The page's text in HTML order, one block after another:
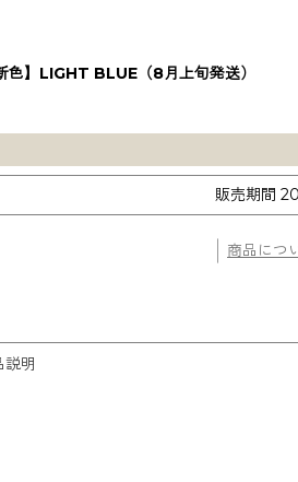
新色】LIGHT BLUE（8月上旬発送）
販売期間
商品につ
説明